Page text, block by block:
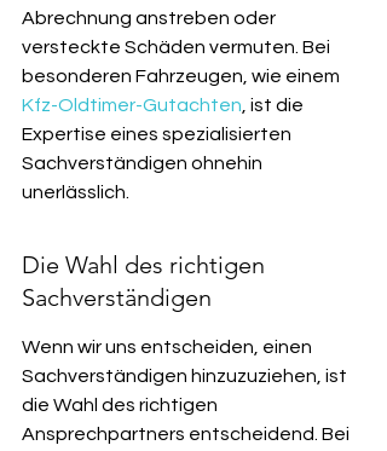
Abrechnung anstreben oder
versteckte Schäden vermuten. Bei
besonderen Fahrzeugen, wie einem
Kfz-Oldtimer-Gutachten , ist die
Expertise eines spezialisierten
Sachverständigen ohnehin
unerlässlich.
Die Wahl des richtigen
Sachverständigen
Wenn wir uns entscheiden, einen
Sachverständigen hinzuzuziehen, ist
die Wahl des richtigen
Ansprechpartners entscheidend. Bei